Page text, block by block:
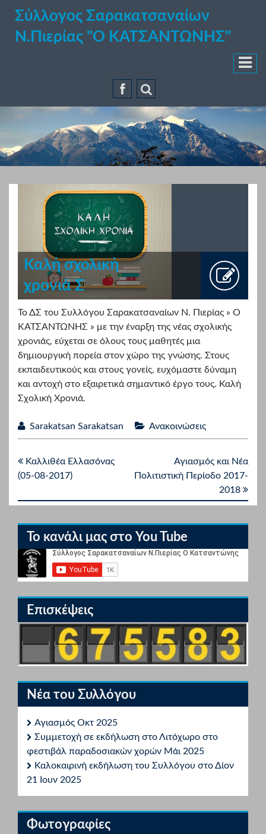
Σύλλογος Σαρακατσαναίων
Ν.Πιερίας "Ο ΚΑΤΣΑΝΤΩΝΗΣ"
Καλή σχολική
χρονιά Σ
Το ΔΣ του Συλλόγου Σαρακατσαναίων Ν. Πιερίας » Ο
ΚΑΤΣΑΝΤΩΝΗΣ » με την έναρξη της νέας σχολικής
χρονιάς, εύχεται σε όλους τους μαθητές μια
δημιουργική πορεία στον χώρο της γνώσης. Στους
εκπαιδευτικούς και στους γονείς, ευχόμαστε δύναμη
και αντοχή στο εξαιρετικά σημαντικό έργο τους. Καλή
Σχολική Χρονιά.
Sarakatsan Sarakatsan Ανακοινώσεις
Καλλιθέα Ελλασόνας
(05-08-2017)
Αγιασμός και Νέα
Πολιτιστική Περίοδο 2017-
2018
Το κανάλι μας στο You Tube
Επισκέψεις
Νέα του Συλλόγου
Αγιασμός Οκτ 2025
Συμμετοχή σε εκδήλωση στο Λιτόχωρο στο
φεστιβάλ παραδοσιακών χορών Μάι 2025
Καλοκαιρινή εκδήλωση του Συλλόγου στο Δίον
21 Ιουν 2025
Φωτογραφίες